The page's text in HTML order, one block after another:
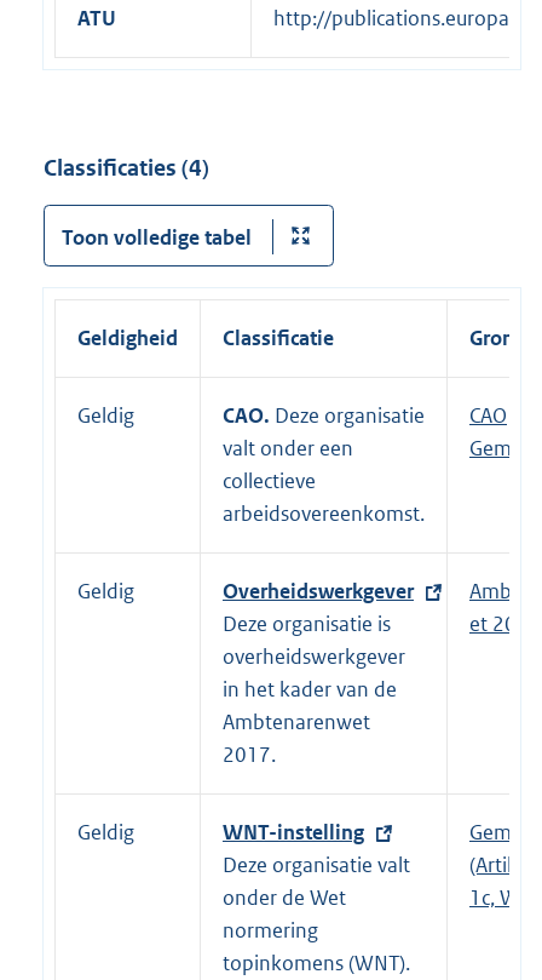
ATU http://
Classificaties (4)
Toon volledige tabel
Geldigheid Classificatie
Geldig CAO. Deze organisatie
valt onder een
collectieve
arbeidsovereenkomst.
E
x
r
n
CAO
Geldig
E
x
t
e
r
n
e
l
i
:
Overheidswerkgever
Deze organisatie is
overheidswerkgever
in het kader van de
Ambtenarenwet
2017.
et 2017
Geldig
E
x
t
e
r
WNT-instelling
Deze organisatie valt
onder de Wet
normering
topinkomens (WNT).
(Artikel
1c,